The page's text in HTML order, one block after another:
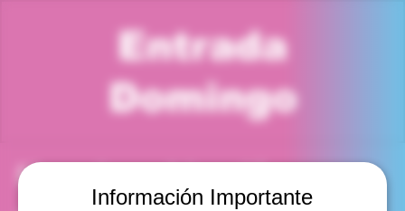
Información Importante
Entrada
Domingo
Horario y ubicación